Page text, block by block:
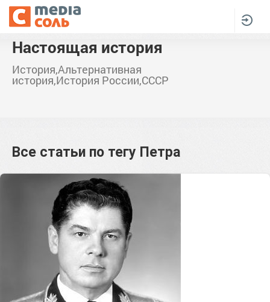
Настоящая история
История,Альтернативная
история,История России,СССР
Все статьи по тегу Петра